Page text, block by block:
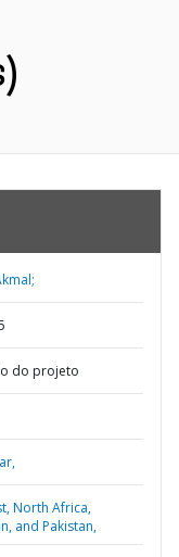
do projeto
North Africa,
and Pakistan,